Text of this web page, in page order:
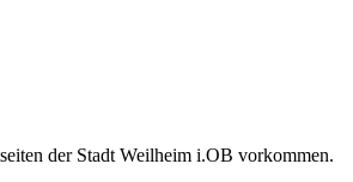
der Stadt Weilheim i.OB vorkommen.